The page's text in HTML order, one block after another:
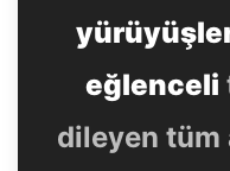
eğlenceli
dileyen tüm